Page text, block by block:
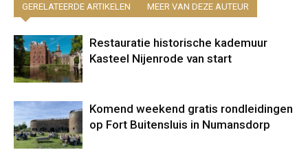
GERELATEERDE ARTIKELEN MEER VAN DEZE AUTEUR
Restauratie historische kademuur
Kasteel Nijenrode van start
Komend weekend gratis rondleidingen
op Fort Buitensluis in Numansdorp